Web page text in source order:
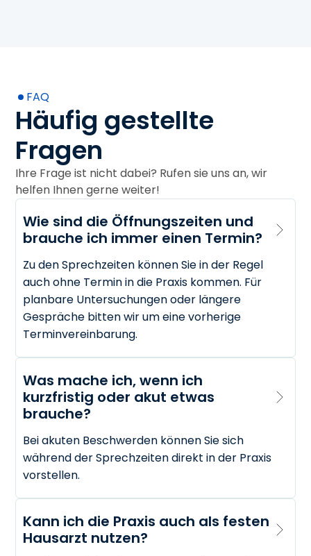
FAQ
Häufig gestellte
Fragen
Ihre Frage ist nicht dabei? Rufen sie uns an, wir
helfen Ihnen gerne weiter!
Wie sind die Öffnungszeiten und
brauche ich immer einen Termin?
Zu den Sprechzeiten können Sie in der Regel
auch ohne Termin in die Praxis kommen. Für
planbare Untersuchungen oder längere
Gespräche bitten wir um eine vorherige
Terminvereinbarung.
Was mache ich, wenn ich
kurzfristig oder akut etwas
brauche?
Bei akuten Beschwerden können Sie sich
während der Sprechzeiten direkt in der Praxis
vorstellen.
Kann ich die Praxis auch als festen
Hausarzt nutzen?